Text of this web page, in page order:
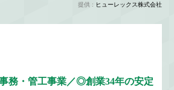
提供 : ヒューレックス株式会社
務・管工事業／◎創業34年の安定